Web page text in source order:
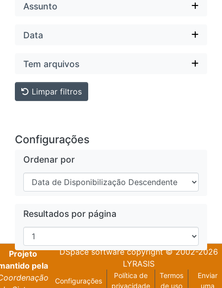
Assunto
Data
Tem arquivos
Limpar filtros
Configurações
Ordenar por
Resultados por página
Projeto
pela
DSpace softwarecopyright © 2002-2026
LYRASIS
Configurações
Política de
privacidade
Termos
de uso
Enviar
uma